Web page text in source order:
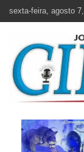
sexta-feira, agosto
Jornal